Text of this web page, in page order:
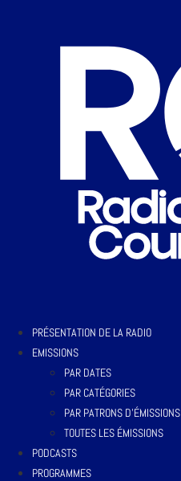
PRÉSENTATION DE LA RADIO
EMISSIONS
PAR DATES
PAR CATÉGORIES
PAR PATRONS D’ÉMISSIONS
TOUTES LES ÉMISSIONS
PODCASTS
PROGRAMMES